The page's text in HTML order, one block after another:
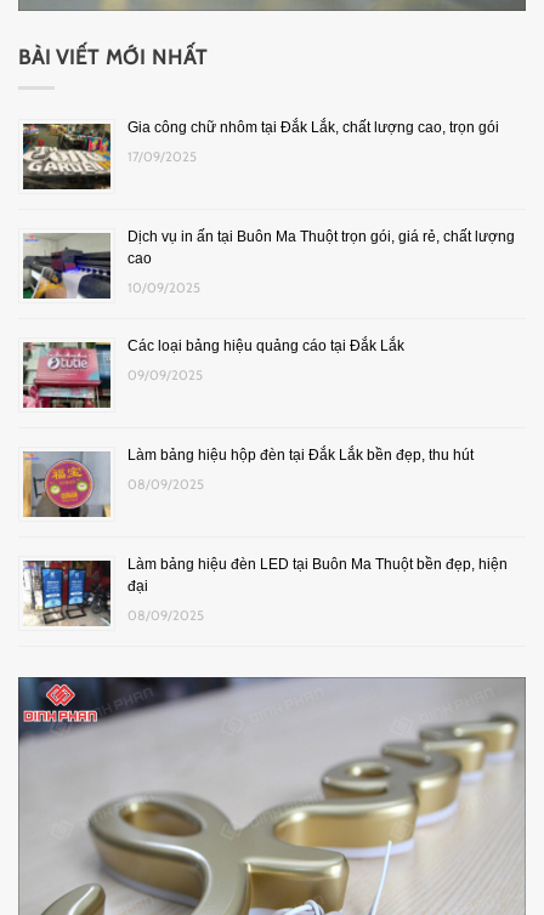
BÀI VIẾT MỚI NHẤT
Gia công chữ nhôm tại Đắk Lắk, chất lượng cao, trọn gói
17/09/2025
Dịch vụ in ấn tại Buôn Ma Thuột trọn gói, giá rẻ, chất lượng
cao
10/09/2025
Các loại bảng hiệu quảng cáo tại Đắk Lắk
09/09/2025
Làm bảng hiệu hộp đèn tại Đắk Lắk bền đẹp, thu hút
08/09/2025
Làm bảng hiệu đèn LED tại Buôn Ma Thuột bền đẹp, hiện
đại
08/09/2025